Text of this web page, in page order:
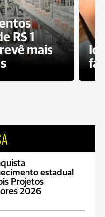
RS 1
mais
estadual
Projetos
2026